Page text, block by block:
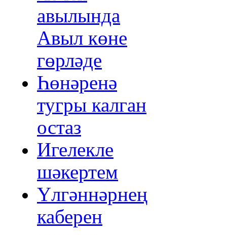
авылында
Авыл көне
гөрләде
Һөнәренә
тугры калган
остаз
Игелекле
шәкертем
Үлгәннәрнең
каберен